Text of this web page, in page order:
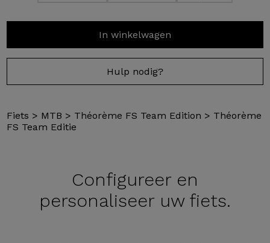
In winkelwagen
Hulp nodig?
Fiets > MTB > Théorème FS Team Edition > Théorème
FS Team Editie
Configureer en
personaliseer uw fiets.